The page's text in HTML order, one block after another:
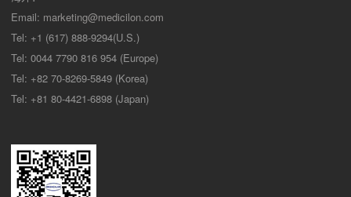
Email: marketing@medicilon.com
Tel: +1 (617) 888-9294(U.S.)
Tel: 0044 7790 816 954 (Europe)
Tel: +82 70-8269-5849 (Korea)
Tel: +81 80-4421-6898 (Japan)